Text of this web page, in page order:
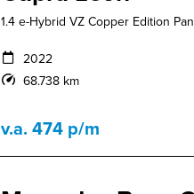
1.4 e-Hybrid VZ Copper Edition
2022
68.738 km
v.a. 474 p/m